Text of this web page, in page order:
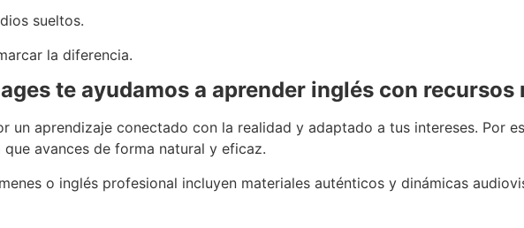
sueltos.
la diferencia.
te ayudamos a aprender inglés con recursos
un aprendizaje conectado con la realidad y adaptado a tus intereses. Por
avances de forma natural y eficaz.
o inglés profesional incluyen materiales auténticos y dinámicas